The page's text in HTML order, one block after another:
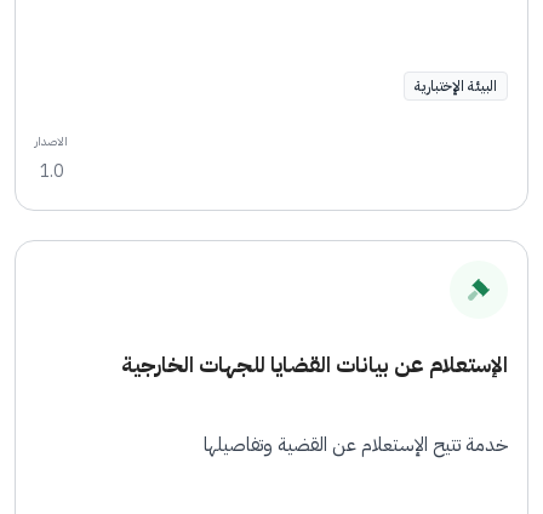
البيئة الإختبارية
الاصدار
1.0
الإستعلام عن بيانات القضايا للجهات الخارجية
خدمة تتيح الإستعلام عن القضية وتفاصيلها